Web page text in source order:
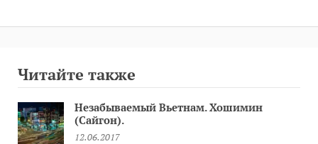
Читайте также
Незабываемый Вьетнам. Хошимин
(Сайгон).
12.06.2017